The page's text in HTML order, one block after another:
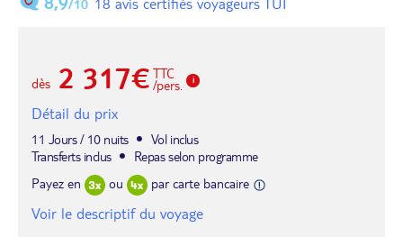
/10 18 avis certifiés voyageurs TUI
dès 2 317€ TTC
/pers.
Détail du prix
11 Jours / 10 nuits
Vol inclus
Transferts inclus
Repas selon programme
Payez en
ou par carte bancaire
Voir le descriptif du voyage